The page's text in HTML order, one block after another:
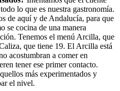
lo que es nuestra gastronomía.
de aquí y de Andalucía, para que
se cocina de una manera
Tenemos el menú Arcilla, que
que tiene 19. El Arcilla está
acostumbran a comer en
tener ese primer contacto.
más experimentados y
el nivel.